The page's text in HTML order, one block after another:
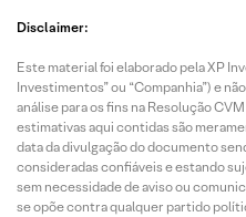
Disclaimer:
Este material foi elaborado pela XP
Investimentos” ou “Companhia”) e
análise para os fins na Resolução
estimativas aqui contidas são
data da divulgação do documento
consideradas confiáveis e estando
sem necessidade de aviso ou
se opõe contra qualquer partido